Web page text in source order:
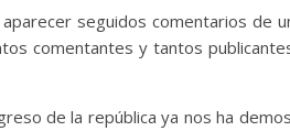
seguidos comentarios de
comentantes y tantos
de la república ya nos ha